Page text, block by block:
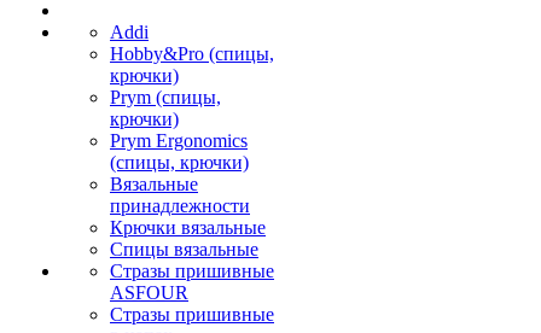
Addi
Hobby&Pro (спицы,
крючки)
Prym (спицы,
крючки)
Prym Ergonomics
(спицы, крючки)
Вязальные
принадлежности
Крючки вязальные
Спицы вязальные
Стразы пришивные
ASFOUR
Стразы пришивные